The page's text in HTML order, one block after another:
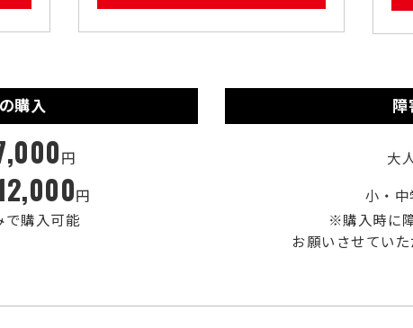
購入
円
円
購入可能
障
大人
小・中
※購入時に
お願いさせていた